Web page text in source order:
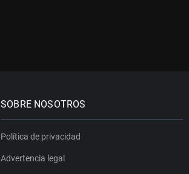
SOBRE NOSOTROS
Política de privacidad
Advertencia legal